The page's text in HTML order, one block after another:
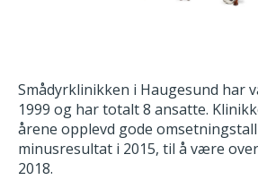
Smådyrklinikken i Haugesund har
1999 og har totalt 8 ansatte.
årene opplevd gode
minusresultat i 2015, til å være
2018.